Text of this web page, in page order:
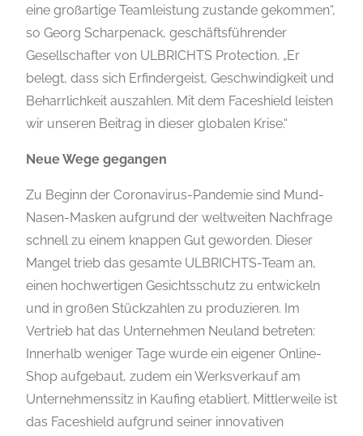
eine großartige Teamleistung zustande gekommen“,
so Georg Scharpenack, geschäftsführender
Gesellschafter von ULBRICHTS Protection. „Er
belegt, dass sich Erfindergeist, Geschwindigkeit und
Beharrlichkeit auszahlen. Mit dem Faceshield leisten
wir unseren Beitrag in dieser globalen Krise.“
Neue Wege gegangen
Zu Beginn der Coronavirus-Pandemie sind Mund-
Nasen-Masken aufgrund der weltweiten Nachfrage
schnell zu einem knappen Gut geworden. Dieser
Mangel trieb das gesamte ULBRICHTS-Team an,
einen hochwertigen Gesichtsschutz zu entwickeln
und in großen Stückzahlen zu produzieren. Im
Vertrieb hat das Unternehmen Neuland betreten:
Innerhalb weniger Tage wurde ein eigener Online-
Shop aufgebaut, zudem ein Werksverkauf am
Unternehmenssitz in Kaufing etabliert. Mittlerweile ist
das Faceshield aufgrund seiner innovativen